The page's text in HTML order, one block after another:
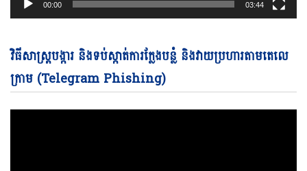
00:00 03:44
វិធីសាស្ត្របង្ការ និងទប់ស្កាត់ការក្លែងបន្លំ និងវាយប្រហារតាមតេលេ
ក្រាម (Telegram Phishing)